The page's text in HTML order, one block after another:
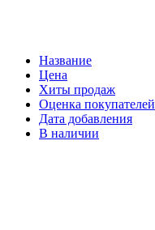
Название
Цена
Хиты продаж
Оценка покупателей
Дата добавления
В наличии